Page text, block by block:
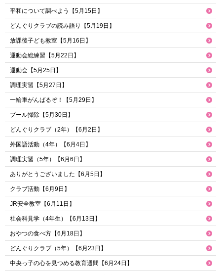
平和について調べよう【5月15日】
どんぐりクラブの読み語り【5月19日】
放課後子ども教室【5月16日】
運動会総練習【5月22日】
運動会【5月25日】
調理実習【5月27日】
一輪車がんばるぞ！【5月29日】
プール掃除【5月30日】
どんぐりクラブ（2年）【6月2日】
外国語活動（4年）【6月4日】
調理実習（5年）【6月6日】
ありがとうございました【6月5日】
クラブ活動【6月9日】
JR安全教室【6月11日】
社会科見学（4年生）【6月13日】
おやつの食べ方【6月18日】
どんぐりクラブ（5年）【6月23日】
中央っ子の心を見つめる教育週間【6月24日】